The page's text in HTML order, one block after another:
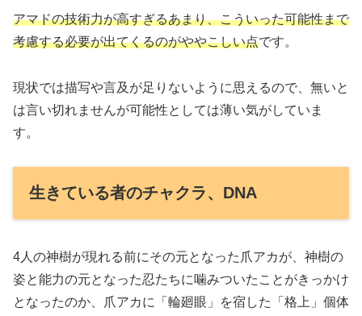
アマドの技術力が高すぎるあまり、こういった可能性まで
考慮する必要が出てくるのがややこしい点です。
現状では描写や言及が足りないように思えるので、無いと
は言い切れませんが可能性としては薄い気がしていま
す。
生きている者のチャクラ、DNA
4人の神樹が現れる前にその元となった爪アカが、神樹の
姿と能力の元となった忍たちに噛みついたことがきっかけ
となったのか、爪アカに「輪廻眼」を宿した「格上」個体